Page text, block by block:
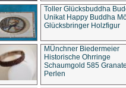
Toller Glücksbuddha
Unikat Happy Buddha
Glücksbringer Holzfigur
MÜnchner Biedermeier
Historische Ohrringe
Schaumgold 585
Perlen